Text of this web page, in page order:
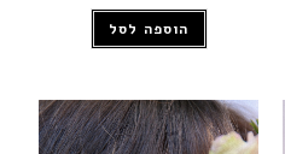
הוספה לסל